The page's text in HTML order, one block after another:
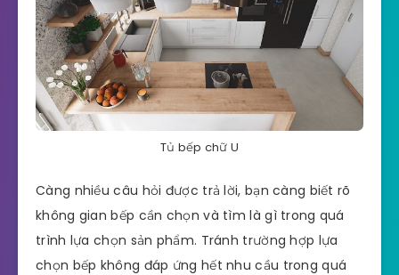
Tủ bếp chữ U
Càng nhiều câu hỏi được trả lời, bạn càng biết rõ
không gian bếp cần chọn và tìm là gì trong quá
trình lựa chọn sản phẩm. Tránh trường hợp lựa
chọn bếp không đáp ứng hết nhu cầu trong quá